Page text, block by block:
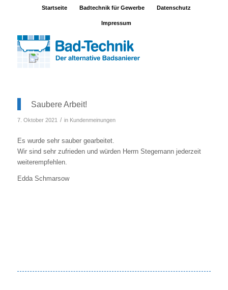
Startseite Badtechnik für Gewerbe Datenschutz
Impressum
Saubere Arbeit!
7. Oktober 2021 / in Kundenmeinungen
Es wurde sehr sauber gearbeitet.
Wir sind sehr zufrieden und würden Herrn Stegemann jederzeit
weiterempfehlen.
Edda Schmarsow